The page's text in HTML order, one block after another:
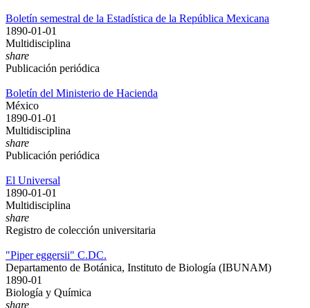
Boletín semestral de la Estadística de la República Mexicana
1890-01-01
Multidisciplina
share
Publicación periódica
Boletín del Ministerio de Hacienda
México
1890-01-01
Multidisciplina
share
Publicación periódica
El Universal
1890-01-01
Multidisciplina
share
Registro de colección universitaria
"Piper eggersii" C.DC.
Departamento de Botánica, Instituto de Biología (IBUNAM)
1890-01
Biología y Química
share